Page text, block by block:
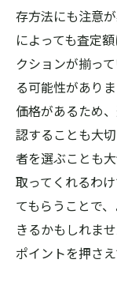
存方法にも注意
によっても査定
クションが揃っ
る可能性があり
価格があるため
認することも大
者を選ぶことも
取ってくれるわ
てもらうことで
きるかもしれま
ポイントを押さ